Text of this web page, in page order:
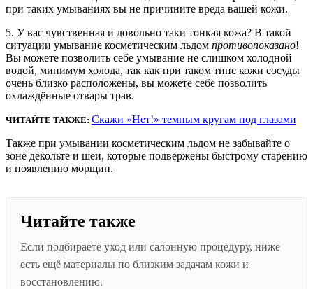
при таких умываниях вы не причините вреда вашей кожи.
5. У вас чувственная и довольно таки тонкая кожа? В такой
ситуации умывание косметическим льдом противопоказано!
Вы можете позволить себе умывание не слишком холодной
водой, минимум холода, так как при таком типе кожи сосуды
очень близко расположены, вы можете себе позволить
охлаждённые отвары трав.
ЧИТАЙТЕ ТАКЖЕ: Скажи «Нет!» темным кругам под глазами
Также при умывании косметическим льдом не забывайте о
зоне декольте и шеи, которые подвержены быстрому старению
и появлению морщин.
Читайте также
Если подбираете уход или салонную процедуру, ниже
есть ещё материалы по близким задачам кожи и
восстановлению.